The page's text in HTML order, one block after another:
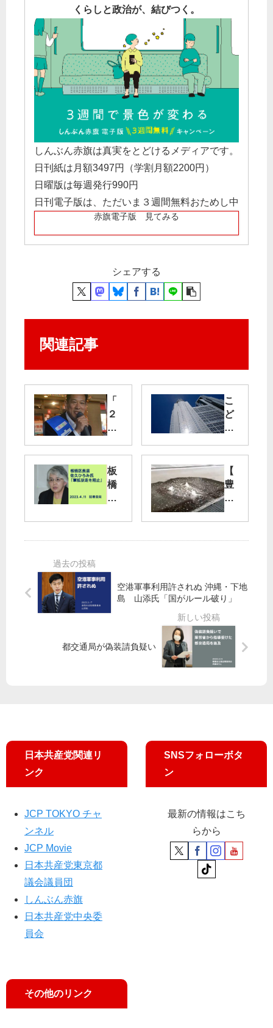
くらしと政治が、結びつく。
しんぶん赤旗は真実をとどけるメディアです。
日刊紙は月額3497円（学割月額2200円）
日曜版は毎週発行990円
日刊電子版は、ただいま３週間無料おためし中
赤旗電子版 見てみる
シェアする
関連記事
「
２
議
目
」
争
戦
こ
ど
も
例
を
可
決
／
都
板
橋
区
選
走
【
豊
洲
新
市
場
あ
／
く
と
議
答
弁
空港軍事利用許されぬ 沖縄・下地
島 山添氏「国がルール破り」
都交通局が偽装請負疑い
日本共産党関連リ
ンク
JCP TOKYO チャ
ンネル
JCP Movie
日本共産党東京都
議会議員団
しんぶん赤旗
日本共産党中央委
員会
その他のリンク
SNSフォローボタ
ン
最新の情報はこち
らから